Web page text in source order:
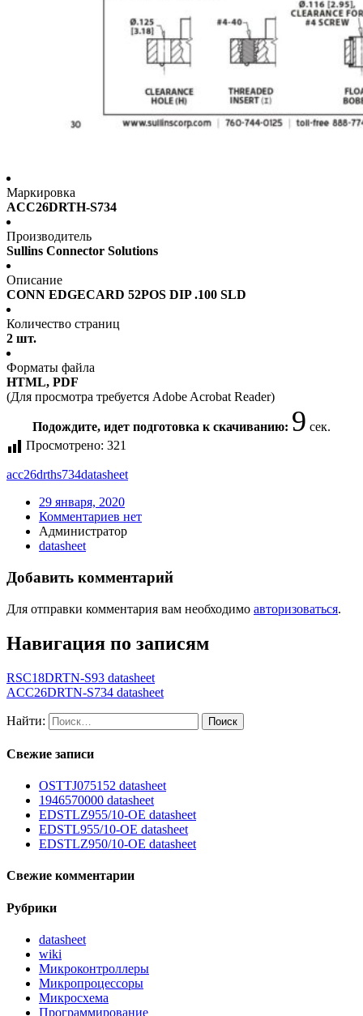
Маркировка
ACC26DRTH-S734
Производитель
Sullins Connector Solutions
Описание
CONN EDGECARD 52POS DIP .100 SLD
Количество страниц
2 шт.
Форматы файла
HTML, PDF
(Для просмотра требуется Adobe Acrobat Reader)
Подождите, идет подготовка к скачиванию: 9 сек.
Просмотрено: 321
acc26drths734datasheet
29 января, 2020
Комментариев нет
Администратор
datasheet
Добавить комментарий
Для отправки комментария вам необходимо авторизоваться.
Навигация по записям
RSC18DRTN-S93 datasheet
ACC26DRTN-S734 datasheet
Найти:
Свежие записи
OSTTJ075152 datasheet
1946570000 datasheet
EDSTLZ955/10-OE datasheet
EDSTL955/10-OE datasheet
EDSTLZ950/10-OE datasheet
Свежие комментарии
Рубрики
datasheet
wiki
Микроконтроллеры
Микропроцессоры
Микросхема
Программирование